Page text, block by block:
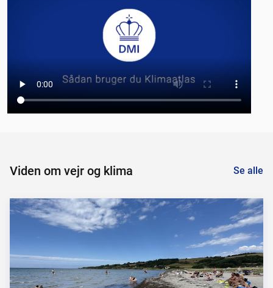
Viden om vejr og klima Se alle